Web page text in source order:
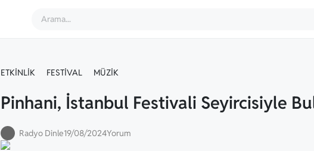
ETKINLIK FESTIVAL MÜZIK
Pinhani, İstanbul Festivali Seyircisiyle
Radyo Dinle19/08/2024Yorum